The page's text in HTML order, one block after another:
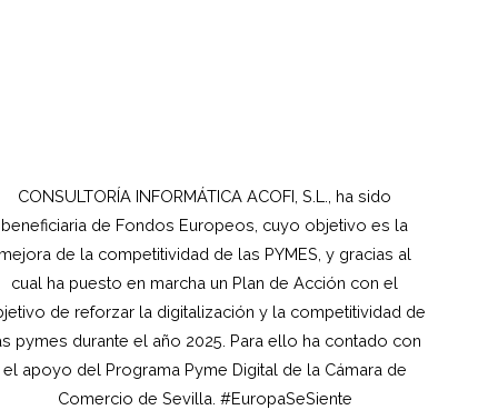
CONSULTORÍA INFORMÁTICA ACOFI, S.L., ha sido
beneficiaria de Fondos Europeos, cuyo objetivo es la
de la competitividad de las PYMES, y gracias al
cual ha puesto en marcha un Plan de Acción con el
de reforzar la digitalización y la competitividad de
pymes durante el año 2025. Para ello ha contado con
el apoyo del Programa Pyme Digital de la Cámara de
Comercio de Sevilla. #EuropaSeSiente